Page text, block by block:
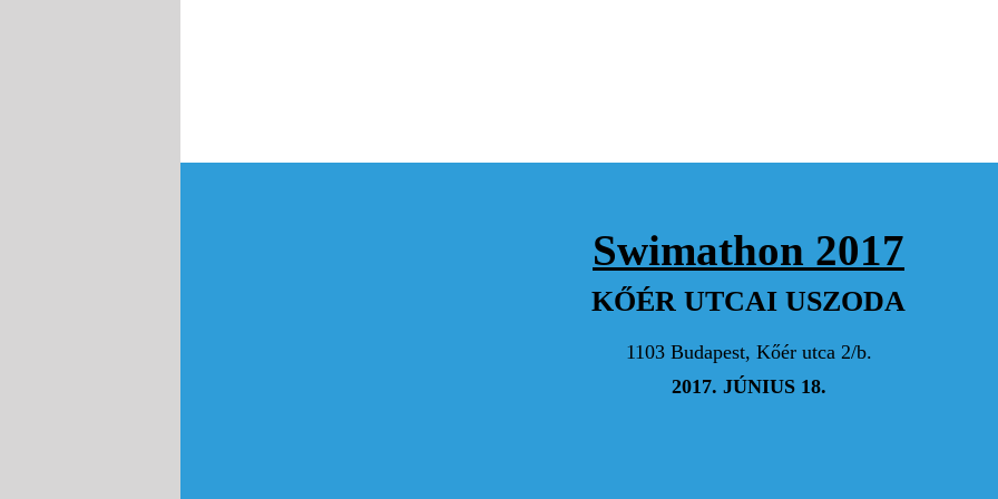
Hajrá Panni!:)
Támogatom az ügyet :) Hajrá!
MENGYI ÍRISZ
Köszönjük szépen, Panni! Hajrá, drukkolunk!
Swimathon 2017
KŐÉR UTCAI USZODA
1103 Budapest, Kőér utca 2/b.
2017. JÚNIUS 18.